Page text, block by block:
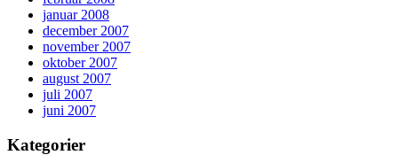
januar 2008
december 2007
november 2007
oktober 2007
august 2007
juli 2007
juni 2007
Kategorier